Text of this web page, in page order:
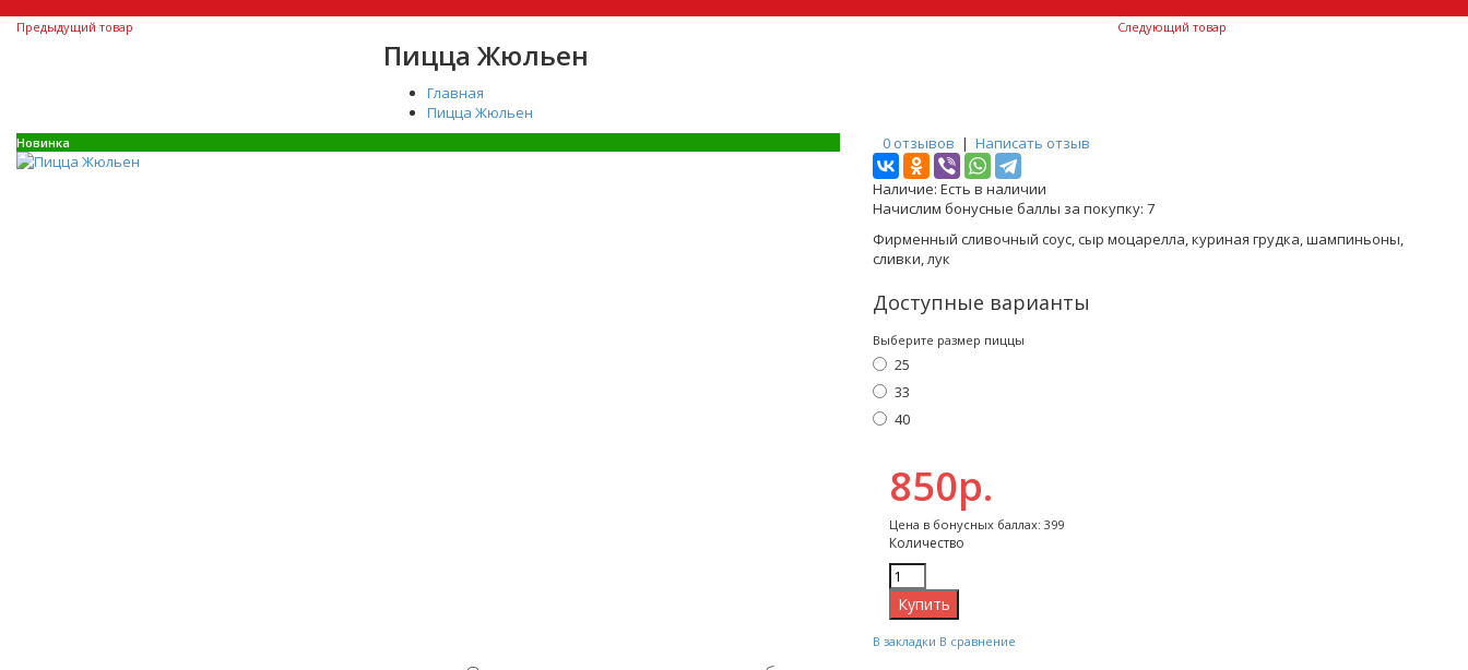
Предыдущий товар
Пицца Жюльен
Главная
Пицца Жюльен
Следующий товар
Новинка 0 отзывов | Написать отзыв
Наличие: Есть в наличии
Начислим бонусные баллы за покупку: 7
Фирменный сливочный соус, сыр моцарелла, куриная грудка, шампиньоны,
сливки, лук
Доступные варианты
Выберите размер пиццы
25
33
40
850р.
Цена в бонусных баллах: 399
Количество
В закладки В сравнение